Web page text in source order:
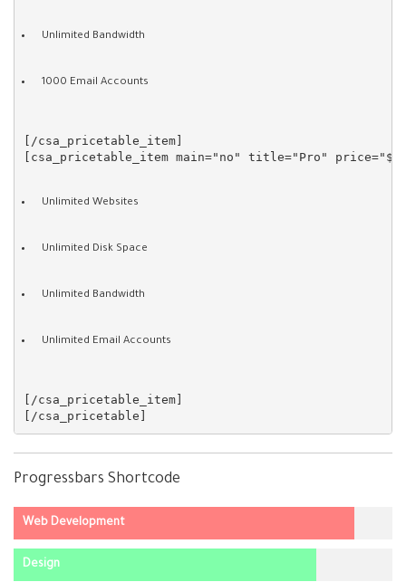
Unlimited Bandwidth
1000 Email Accounts
[/csa_pricetable_item]
Unlimited Websites
Unlimited Disk Space
Unlimited Bandwidth
Unlimited Email Accounts
[/csa_pricetable_item]
Progressbars Shortcode
Web Development
Design